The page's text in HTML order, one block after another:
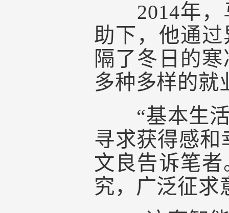
2014年，
助下，他通
隔了冬日的
多种多样的就
“基本生活
寻求获得感和
文良告诉笔
究，广泛征求